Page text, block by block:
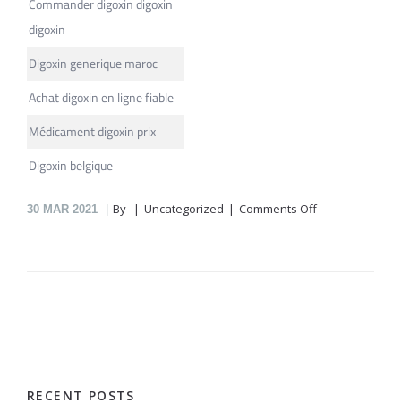
digoxin
Digoxin generique maroc
Achat digoxin en ligne fiable
Médicament digoxin prix
Digoxin belgique
30 MAR 2021 By Uncategorized Comments Offon
RECENT POSTS